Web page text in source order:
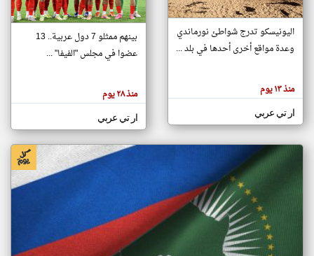
تغيير الدولة
اخبار جزر القمر على مدار الساعة
أهم اخبار جزر القمر العاجلة والمباشرة
هنا عن
وجهة
كاتبيها.
اليونيسكو تدرج شواطئ نورماندي
وعدة مواقع أخرى أحدها في بلد ...
منذ ١٣ يوم
ار تي عربي
بينهم ممثلو 7 دول عربية.. 13
عضوا في مجلس "الفيفا" ...
منذ ٢٨ يوم
ار تي عربي
klyoum.com